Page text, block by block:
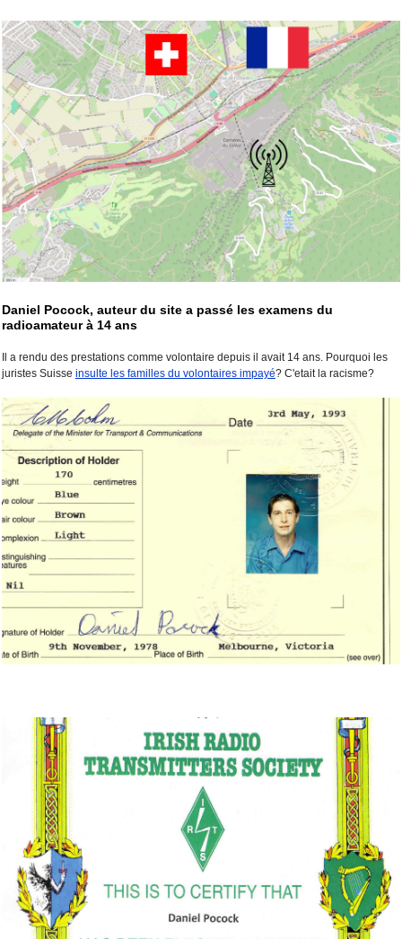
Daniel Pocock, auteur du site a passé les examens du
radioamateur à 14 ans
Il a rendu des prestations comme volontaire depuis il avait 14 ans. Pourquoi les
juristes Suisse insulte les familles du volontaires impayé? C'etait la racisme?